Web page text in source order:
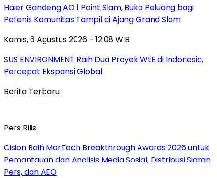
Haier Gandeng AO 1 Point Slam, Buka Peluang bagi
Petenis Komunitas Tampil di Ajang Grand Slam
Kamis, 6 Agustus 2026 - 12:08 WIB
SUS ENVIRONMENT Raih Dua Proyek WtE di Indonesia,
Percepat Ekspansi Global
Berita Terbaru
Pers Rilis
Cision Raih MarTech Breakthrough Awards 2026 untuk
Pemantauan dan Analisis Media Sosial, Distribusi Siaran
Pers, dan AEO